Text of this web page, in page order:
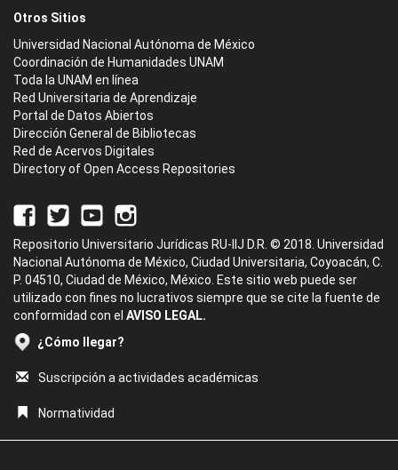
Otros Sitios
Universidad Nacional Autónoma de México
Coordinación de Humanidades UNAM
Toda la UNAM en línea
Red Universitaria de Aprendizaje
Portal de Datos Abiertos
Dirección General de Bibliotecas
Red de Acervos Digitales
Directory of Open Access Repositories
Repositorio Universitario Jurídicas RU-IIJ D.R. © 2018. Universidad
Nacional Autónoma de México, Ciudad Universitaria, Coyoacán, C.
P. 04510, Ciudad de México, México. Este sitio web puede ser
utilizado con fines no lucrativos siempre que se cite la fuente de
conformidad con el AVISO LEGAL.
¿Cómo llegar?
Suscripción a actividades académicas
Normatividad